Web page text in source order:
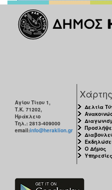
Αγίου Τίτου 1,
Τ.Κ. 71202,
Ηράκλειο
Τηλ.: 2813-409000
email:info@heraklion.gr
Δελτία
Ο Δήμος
Υπηρεσίες